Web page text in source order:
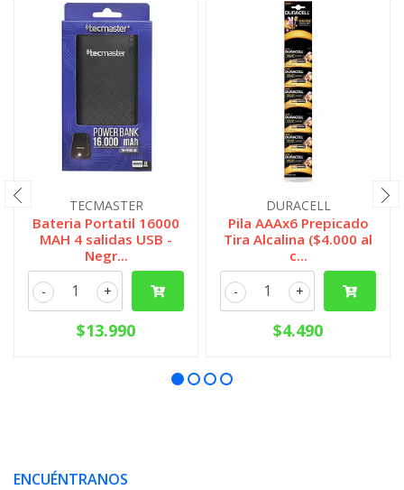
TECMASTER
Bateria Portatil 16000
MAH 4 salidas USB -
Negr...
+
-
$13.990
DURACELL
Pila AAAx6 Prepicado
Tira Alcalina ($4.000 al
c...
+
-
$4.490
ENCUÉNTRANOS